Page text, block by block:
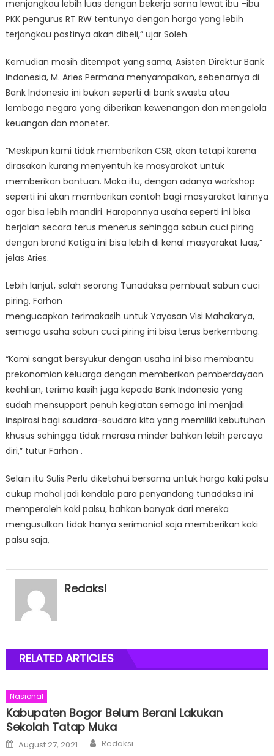
menjangkau lebih luas dengan bekerja sama lewat ibu –ibu
PKK pengurus RT RW tentunya dengan harga yang lebih
terjangkau pastinya akan dibeli,” ujar Soleh.
Kemudian masih ditempat yang sama, Asisten Direktur Bank
Indonesia, M. Aries Permana menyampaikan, sebenarnya di
Bank Indonesia ini bukan seperti di bank swasta atau
lembaga negara yang diberikan kewenangan dan mengelola
keuangan dan moneter.
“Meskipun kami tidak memberikan CSR, akan tetapi karena
dirasakan kurang menyentuh ke masyarakat untuk
memberikan bantuan. Maka itu, dengan adanya workshop
seperti ini akan memberikan contoh bagi masyarakat lainnya
agar bisa lebih mandiri. Harapannya usaha seperti ini bisa
berjalan secara terus menerus sehingga sabun cuci piring
dengan brand Katiga ini bisa lebih di kenal masyarakat luas,”
jelas Aries.
Lebih lanjut, salah seorang Tunadaksa pembuat sabun cuci
piring, Farhan
mengucapkan terimakasih untuk Yayasan Visi Mahakarya,
semoga usaha sabun cuci piring ini bisa terus berkembang.
“Kami sangat bersyukur dengan usaha ini bisa membantu
prekonomian keluarga dengan memberikan pemberdayaan
keahlian, terima kasih juga kepada Bank Indonesia yang
sudah mensupport penuh kegiatan semoga ini menjadi
inspirasi bagi saudara-saudara kita yang memiliki kebutuhan
khusus sehingga tidak merasa minder bahkan lebih percaya
diri,” tutur Farhan .
Selain itu Sulis Perlu diketahui bersama untuk harga kaki palsu
cukup mahal jadi kendala para penyandang tunadaksa ini
memperoleh kaki palsu, bahkan banyak dari mereka
mengusulkan tidak hanya serimonial saja memberikan kaki
palsu saja,
Redaksi
RELATED ARTICLES
Nasional
Kabupaten Bogor Belum Berani Lakukan
Sekolah Tatap Muka
Posted
on
August 27, 2021 Author
Redaksi